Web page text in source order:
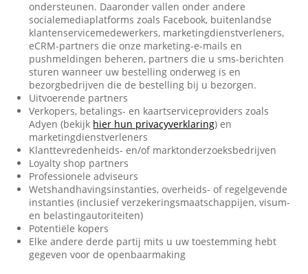
ondersteunen. Daaronder vallen onder andere
socialemediaplatforms zoals Facebook, buitenlandse
klantenservicemedewerkers, marketingdienstverleners,
eCRM-partners die onze marketing-e-mails en
pushmeldingen beheren, partners die u sms-berichten
sturen wanneer uw bestelling onderweg is en
bezorgbedrijven die de bestelling bij u bezorgen.
Uitvoerende partners
Verkopers, betalings- en kaartserviceproviders zoals
Adyen (bekijk hier hun privacyverklaring) en
marketingdienstverleners
Klanttevredenheids- en/of marktonderzoeksbedrijven
Loyalty shop partners
Professionele adviseurs
Wetshandhavingsinstanties, overheids- of regelgevende
instanties (inclusief verzekeringsmaatschappijen, visum-
en belastingautoriteiten)
Potentiële kopers
Elke andere derde partij mits u uw toestemming hebt
gegeven voor de openbaarmaking